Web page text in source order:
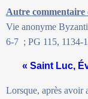
Autre
Vie anonyme
6-7 ; PG 115, 1134-
« Saint Luc,
Lorsque, après avoir